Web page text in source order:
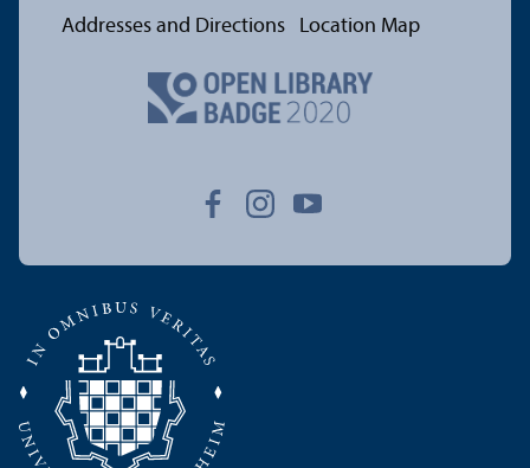
Addresses and Directions Location Map